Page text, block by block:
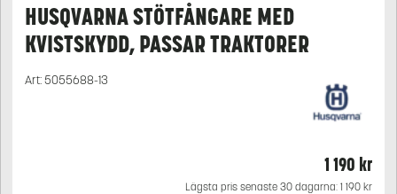
HUSQVARNA STÖTFÅNGARE MED
KVISTSKYDD, PASSAR TRAKTORER
Art:5055688-13
1 190 kr
Lägsta pris senaste 30 dagarna: 1 190 kr